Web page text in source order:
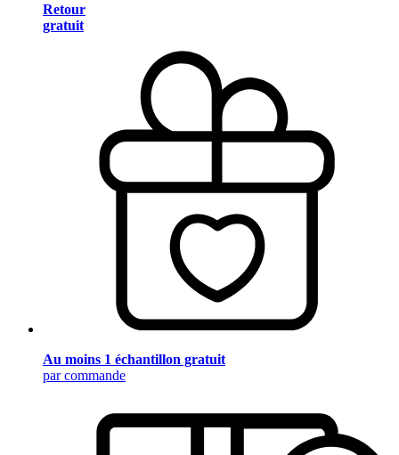
Retour
gratuit
Au moins 1 échantillon gratuit
par commande